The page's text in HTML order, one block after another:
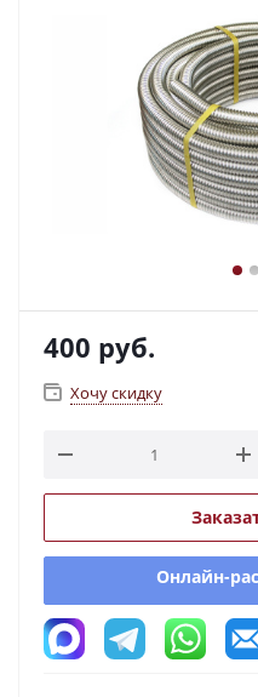
400 руб.
Хочу скидку
Онлайн-